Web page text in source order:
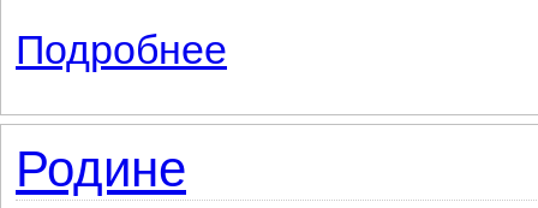
Подробнее
Родине